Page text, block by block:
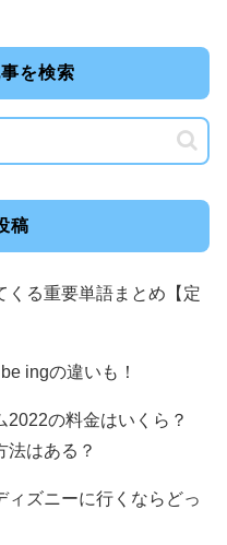
を検索
稿
くる重要単語まとめ【定
ingの違いも！
の料金はいくら？
法はある？
ィズニーに行くならどっ